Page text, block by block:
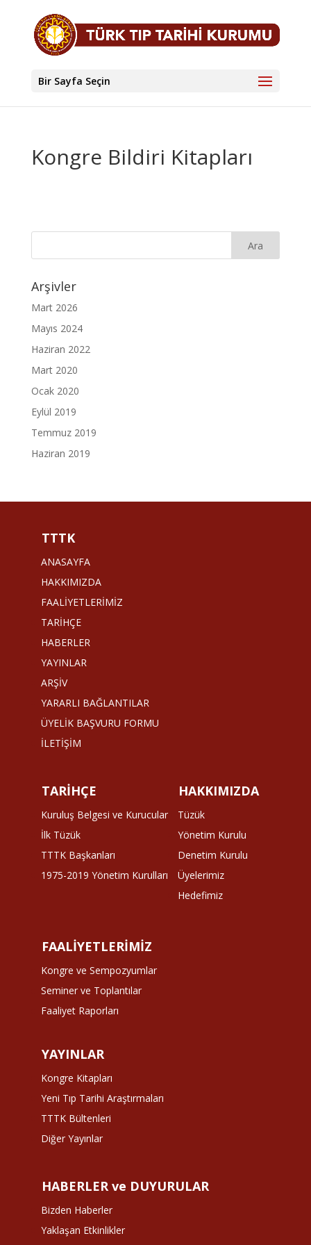
Bir Sayfa Seçin
Kongre Bildiri Kitapları
Arşivler
Mart 2026
Mayıs 2024
Haziran 2022
Mart 2020
Ocak 2020
Eylül 2019
Temmuz 2019
Haziran 2019
TTTK
ANASAYFA
HAKKIMIZDA
FAALİYETLERİMİZ
TARİHÇE
HABERLER
YAYINLAR
ARŞİV
YARARLI BAĞLANTILAR
ÜYELİK BAŞVURU FORMU
İLETİŞİM
TARİHÇE
Kuruluş Belgesi ve Kurucular
İlk Tüzük
TTTK Başkanları
1975-2019 Yönetim Kurulları
HAKKIMIZDA
Tüzük
Yönetim Kurulu
Denetim Kurulu
Üyelerimiz
Hedefimiz
FAALİYETLERİMİZ
Kongre ve Sempozyumlar
Seminer ve Toplantılar
Faaliyet Raporları
YAYINLAR
Kongre Kitapları
Yeni Tıp Tarihi Araştırmaları
TTTK Bültenleri
Diğer Yayınlar
HABERLER ve DUYURULAR
Bizden Haberler
Yaklaşan Etkinlikler